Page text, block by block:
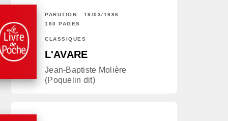
PARUTION : 19/03/1986
160 PAGES
CLASSIQUES
L'AVARE
Jean-Baptiste Molière
(Poquelin dit)